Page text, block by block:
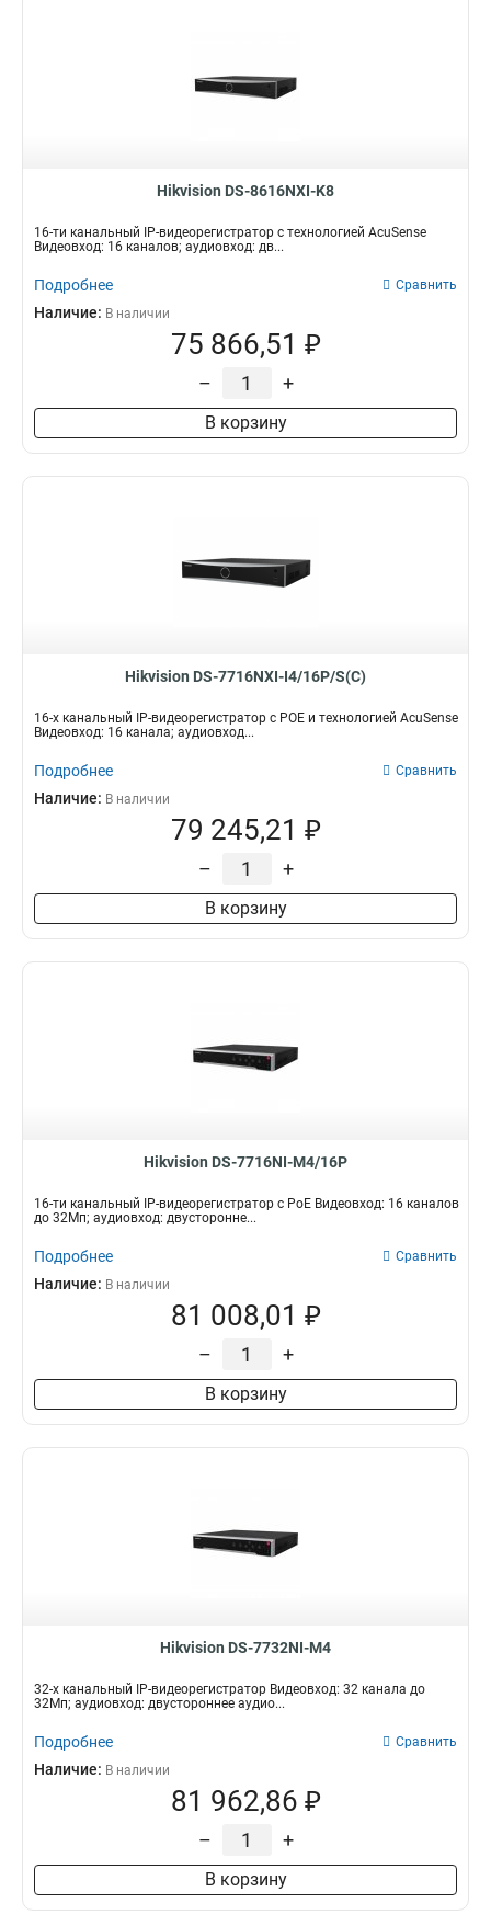
Hikvision DS-8616NXI-K8
16-ти канальный IP-видеорегистратор с технологией AcuSense
Видеовход: 16 каналов; аудиовход: дв...
Подробнее Сравнить
Наличие: В наличии
75 866,51 ₽
– +
В корзину
Hikvision DS-7716NXI-I4/16P/S(C)
16-х канальный IP-видеорегистратор с POE и технологией AcuSense
Видеовход: 16 канала; аудиовход...
Подробнее Сравнить
Наличие: В наличии
79 245,21 ₽
– +
В корзину
Hikvision DS-7716NI-M4/16P
16-ти канальный IP-видеорегистратор c PoE Видеовход: 16 каналов
до 32Мп; аудиовход: двусторонне...
Подробнее Сравнить
Наличие: В наличии
81 008,01 ₽
– +
В корзину
Hikvision DS-7732NI-M4
32-х канальный IP-видеорегистратор Видеовход: 32 канала до
32Мп; аудиовход: двустороннее аудио...
Подробнее Сравнить
Наличие: В наличии
81 962,86 ₽
– +
В корзину